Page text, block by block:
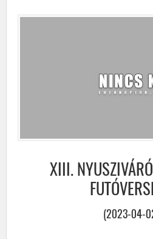
XIII.
(2023-04-